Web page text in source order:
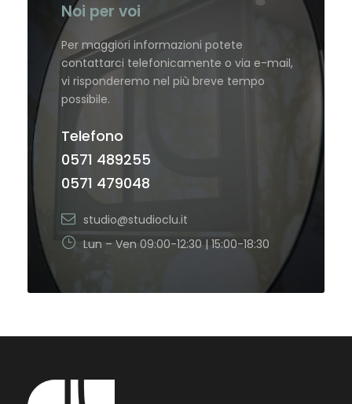
Noi per voi
Per maggiori informazioni potete
contattarci telefonicamente o via e-mail,
vi risponderemo nel più breve tempo
possibile.
Telefono
0571 489255
0571 479048
studio@studioclu.it
Lun – Ven 09:00-12:30 | 15:00-18:30